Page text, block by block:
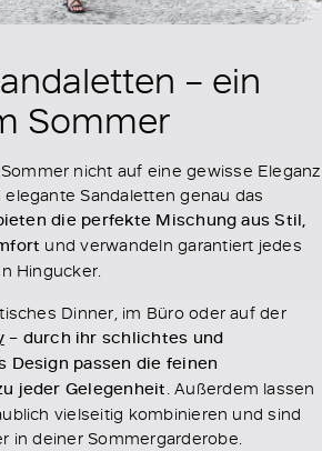
– ein
Sommer
nicht auf eine gewisse Eleganz
Sandaletten genau das
die perfekte Mischung aus Stil,
und verwandeln garantiert jedes
Hingucker.
Dinner, im Büro oder auf der
– durch ihr schlichtes und
passen die feinen
jeder Gelegenheit. Außerdem lassen
vielseitig kombinieren und sind
in deiner Sommergarderobe.